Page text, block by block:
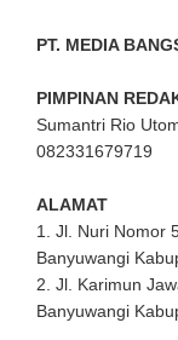
PT. MEDIA
PIMPINAN
Sumantri Rio
082331679719
ALAMAT
1. Jl. Nuri Nomor
Banyuwangi
2. Jl. Karimun
Banyuwangi